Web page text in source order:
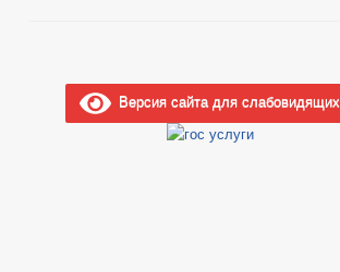
Версия сайта для слабовидящих